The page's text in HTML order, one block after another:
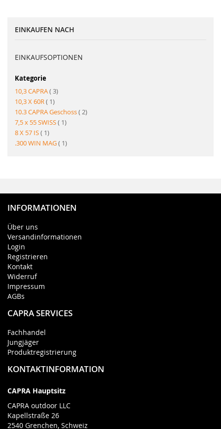
EINKAUFEN NACH
EINKAUFSOPTIONEN
Kategorie
10,3 CAPRA
3Artikel
10,3 X 60R
1Artikel
10.3 CAPRA Geschoss
2Artikel
7,5 x 55 SWISS
1Artikel
8 X 57 IS
1Artikel
.300 WIN MAG
1Artikel
INFORMATIONEN
Über uns
Versandinformationen
Login
Registrieren
Kontakt
Widerruf
Impressum
AGBs
CAPRA SERVICES
Fachhandel
Jungjäger
Produktregistrierung
KONTAKTINFORMATION
CAPRA Hauptsitz
CAPRA outdoor LLC
Kapellstraße 26
2540 Grenchen, Schweiz